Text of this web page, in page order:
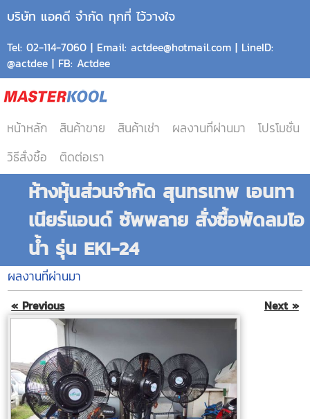
บริษัท แอคดี จำกัด ทุกที่ ไว้วางใจ
Tel: 02-114-7060 | Email: actdee@hotmail.com | LineID:
@actdee | FB: Actdee
หน้าหลัก สินค้าขาย สินค้าเช่า ผลงานที่ผ่านมา
โปรโมชั่น
วิธีสั่งซื้อ
ติดต่อเรา
ห้างหุ้นส่วนจำกัด สุนทรเทพ เอนทา
เนียร์แอนด์ ซัพพลาย สั่งซื้อพัดลมไอ
น้ำ รุ่น EKI-24
ผลงานที่ผ่านมา
« Previous Next »